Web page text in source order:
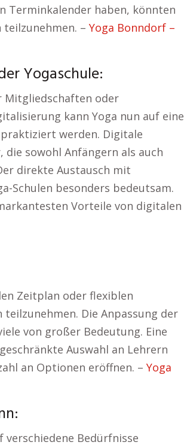
Terminkalender haben, könnten
– Yoga Bonndorf –
Yogaschule:
Mitgliedschaften oder
kann Yoga nun auf eine
werden. Digitale
sowohl Anfängern als auch
direkte Austausch mit
Schulen besonders bedeutsam.
Vorteile von digitalen
Zeitplan oder flexiblen
Die Anpassung der
von großer Bedeutung. Eine
Auswahl an Lehrern
an Optionen eröffnen. – Yoga
verschiedene Bedürfnisse